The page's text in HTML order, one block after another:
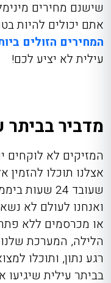
שישנם מחירים
אתם יכולים להיות
המחירים הזולים
עיליתלא יציע לכם!
מדביר בביתר
המזיקים לא לוקחים
אצלנו תוכלו להזמין
שעובד 24 שעות
ואנחנו לעולם לא
או מכרסמים ללא
הלילה, המערכת
רגע נתון, ותוכלו
בביתר עילית